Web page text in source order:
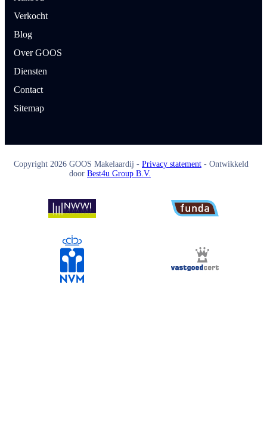
Verkocht
Blog
Over GOOS
Diensten
Contact
Sitemap
Copyright 2026 GOOS Makelaardij - Privacy statement - Ontwikkeld
door Best4u Group B.V.